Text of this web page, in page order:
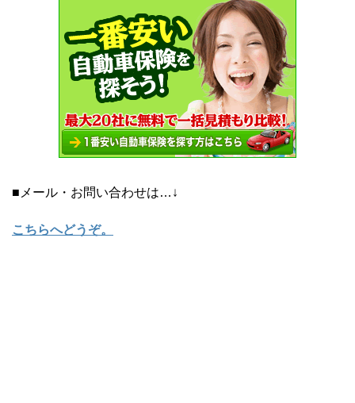
■メール・お問い合わせは…↓
こちらへどうぞ。